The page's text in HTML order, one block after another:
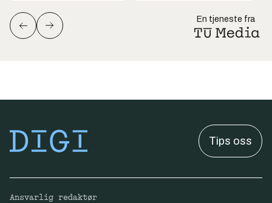
En tjeneste fra
Tips oss
Ansvarlig redaktør